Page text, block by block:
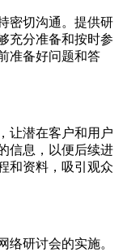
密切沟通。提供研
充分准备和按时参
准备好问题和答
让潜在客户和用户
信息，以便后续进
和资料，吸引观众
络研讨会的实施。